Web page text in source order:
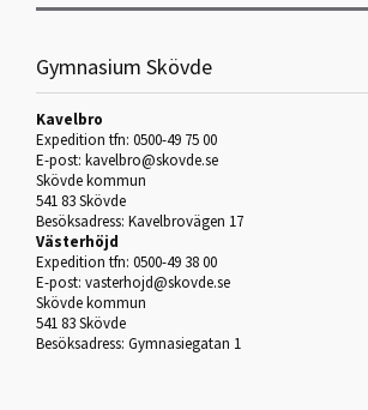
Gymnasium Skövde
Kavelbro
Expedition tfn: 0500-49 75 00
E-post: kavelbro@skovde.se
Skövde kommun
541 83 Skövde
Besöksadress: Kavelbrovägen 17
Västerhöjd
Expedition tfn: 0500-49 38 00
E-post: vasterhojd@skovde.se
Skövde kommun
541 83 Skövde
Besöksadress: Gymnasiegatan 1